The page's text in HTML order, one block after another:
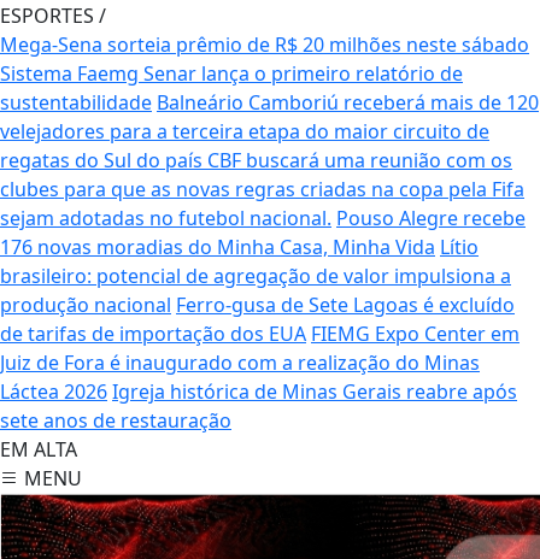
ESPORTES /
Mega-Sena sorteia prêmio de R$ 20 milhões neste sábado
Sistema Faemg Senar lança o primeiro relatório de
sustentabilidade Balneário Camboriú receberá mais de 120
velejadores para a terceira etapa do maior circuito de
regatas do Sul do país CBF buscará uma reunião com os
clubes para que as novas regras criadas na copa pela Fifa
sejam adotadas no futebol nacional. Pouso Alegre recebe
176 novas moradias do Minha Casa, Minha Vida Lítio
brasileiro: potencial de agregação de valor impulsiona a
produção nacional Ferro-gusa de Sete Lagoas é excluído
de tarifas de importação dos EUA FIEMG Expo Center em
Juiz de Fora é inaugurado com a realização do Minas
Láctea 2026Igreja histórica de Minas Gerais reabre após
sete anos de restauração
EM ALTA
MENU